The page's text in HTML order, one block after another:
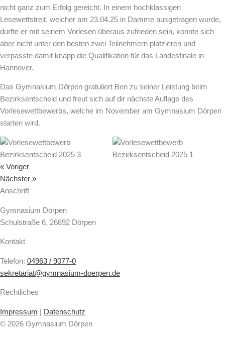
nicht ganz zum Erfolg gereicht. In einem hochklassigen
Lesewettstreit, welcher am 23.04.25 in Damme ausgetragen wurde,
durfte er mit seinem Vorlesen überaus zufrieden sein, konnte sich
aber nicht unter den besten zwei Teilnehmern platzieren und
verpasste damit knapp die Qualifikation für das Landesfinale in
Hannover.
Das Gymnasium Dörpen gratuliert Ben zu seiner Leistung beim
Bezirksentscheid und freut sich auf dir nächste Auflage des
Vorlesewettbewerbs, welche im November am Gymnasium Dörpen
starten wird.
« Voriger
Nächster »
Anschrift
Gymnasium Dörpen
Schulstraße 6, 26892 Dörpen
Kontakt
Telefon: 04963 / 9077-0
sekretariat@gymnasium-doerpen.de
Rechtliches
Impressum
Datenschutz
© 2026 Gymnasium Dörpen